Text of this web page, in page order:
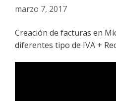
marzo 7, 2017
Creación de facturas en
diferentes tipo de IVA +